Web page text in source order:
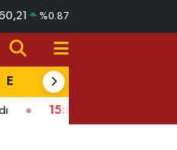
%0.87
EĞİTİM
Bağlarbaşı Mahallesi'nde 101.